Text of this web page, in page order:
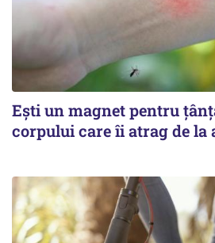
Ești un magnet pentru
corpului care îi atrag de la